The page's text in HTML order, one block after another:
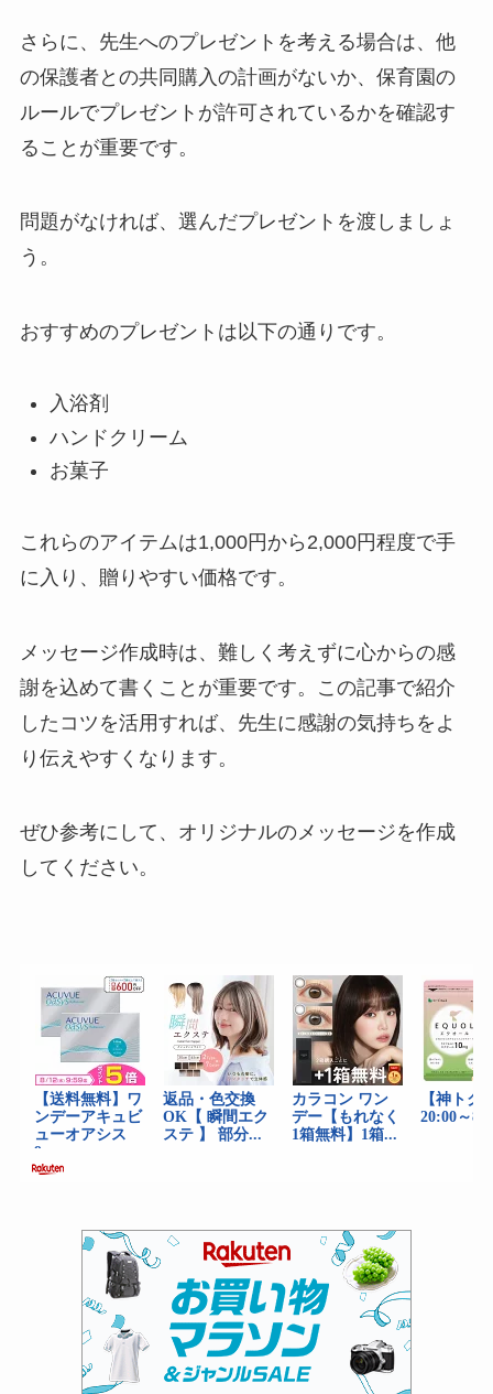
さらに、先生へのプレゼントを考える場合は、他
の保護者との共同購入の計画がないか、保育園の
ルールでプレゼントが許可されているかを確認す
ることが重要です。
問題がなければ、選んだプレゼントを渡しましょ
う。
おすすめのプレゼントは以下の通りです。
入浴剤
ハンドクリーム
お菓子
これらのアイテムは1,000円から2,000円程度で手
に入り、贈りやすい価格です。
メッセージ作成時は、難しく考えずに心からの感
謝を込めて書くことが重要です。この記事で紹介
したコツを活用すれば、先生に感謝の気持ちをよ
り伝えやすくなります。
ぜひ参考にして、オリジナルのメッセージを作成
してください。